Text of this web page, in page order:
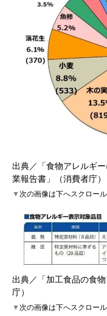
出典／「食物アレルギ
業報告書」（消費者庁）
▼次の画像は下へスクロー
出典／「加工食品の食
庁）
▼次の画像は下へスクロー